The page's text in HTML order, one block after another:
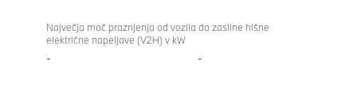
Največja moč praznjenja od vozila do zasilne hišne
električne napeljave (V2H) v kW
- -